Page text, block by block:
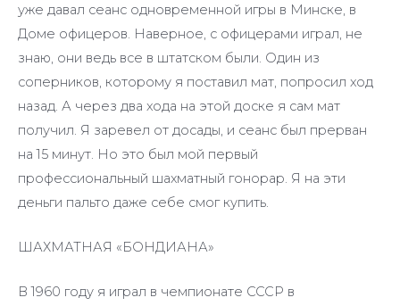
уже давал сеанс одновременной игры в Минске, в
Доме офицеров. Наверное, с офицерами играл, не
знаю, они ведь все в штатском были. Один из
соперников, которому я поставил мат, попросил ход
назад. А через два хода на этой доске я сам мат
получил. Я заревел от досады, и сеанс был прерван
на 15 минут. Но это был мой первый
профессиональный шахматный гонорар. Я на эти
деньги пальто даже себе смог купить.
ШАХМАТНАЯ «БОНДИАНА»
В 1960 году я играл в чемпионате СССР в